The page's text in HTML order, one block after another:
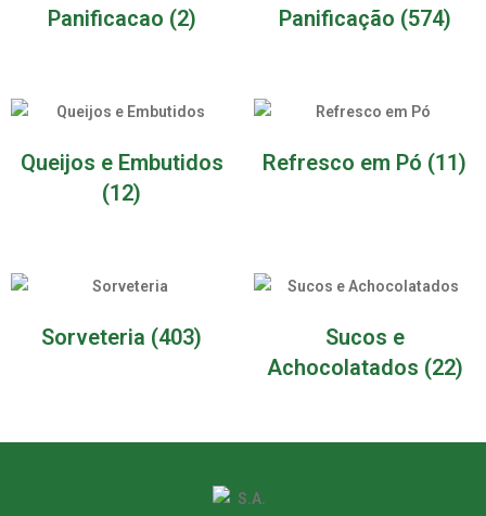
Panificacao (2) Panificação (574)
Queijos e Embutidos
(12)
Refresco em Pó (11)
Sorveteria (403)
Sucos e
Achocolatados (22)